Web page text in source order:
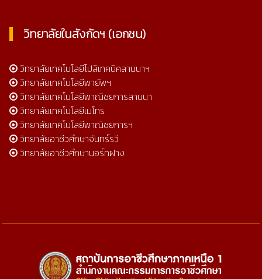
วิทยาลัยในสังกัดฯ (เอกชน)
วิทยาลัยเทคโนโลยีโปลิเทคนิคลานนาฯ
วิทยาลัยเทคโนโลยีพายัพฯ
วิทยาลัยเทคโนโลยีพาณิชยการลานนา
วิทยาลัยเทคโนโลยีเมโทร
วิทยาลัยเทคโนโลยีพาณิชยการฯ
วิทยาลัยอาชีวศึกษาจันทร์รวี
วิทยาลัยอาชีวศึกษานอร์ทฝาง